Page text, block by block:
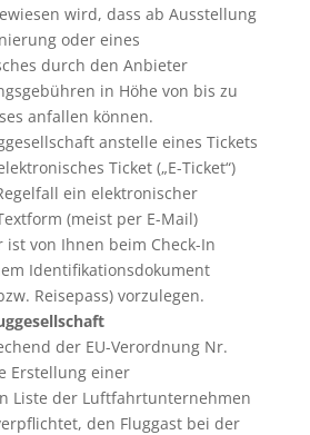
wird, dass ab Ausstellung
oder eines
durch den Anbieter
in Höhe von bis zu
anfallen können.
anstelle eines Tickets
Ticket („E-Ticket“)
ein elektronischer
(meist per E-Mail)
von Ihnen beim Check-In
Identifikationsdokument
Reisepass) vorzulegen.
der EU-Verordnung Nr.
Erstellung einer
Liste der Luftfahrtunternehmen
den Fluggast bei der